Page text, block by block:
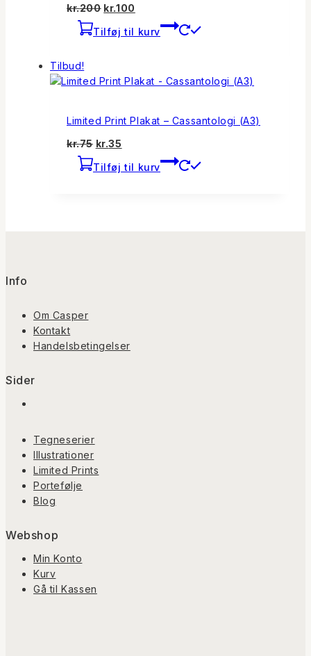
kr.200 Den
oprindelige
pris
kr.100
aktuelle
pris
Tilføj til kurv
Tilbud!
Limited Print Plakat – Cassantologi (A3)
kr.75 Den
pris
kr.35
aktuelle
pris
Tilføj til kurv
Info
Om Casper
Kontakt
Handelsbetingelser
Sider
Tegneserier
Illustrationer
Limited Prints
Portefølje
Blog
Webshop
Min Konto
Kurv
Gå til Kassen